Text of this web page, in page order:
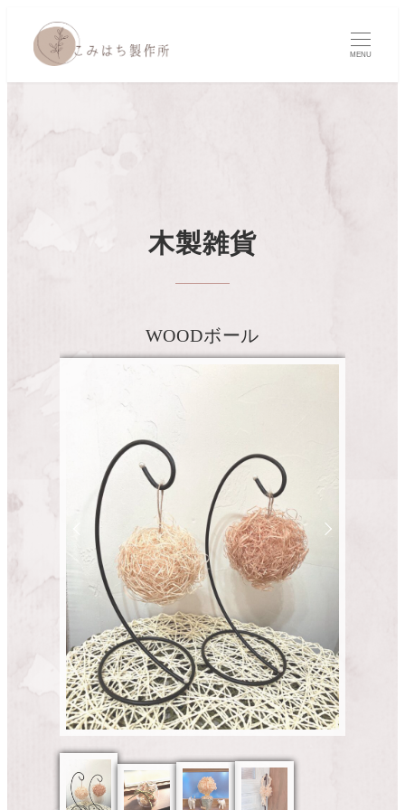
MENU
木製雑貨
WOODボール